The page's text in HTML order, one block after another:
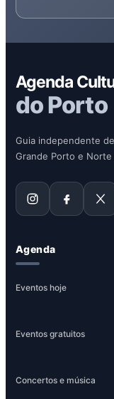
Agenda
do Porto
Guia independente
Grande Porto e
Agenda
Eventos hoje
Eventos gratuitos
Concertos e música